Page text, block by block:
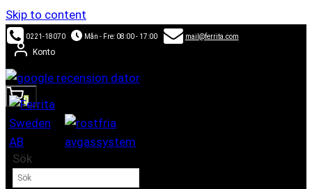
Skip to content
0221-18070 Mån - Fre: 08:00 - 17:00 mail@ferrita.com
Konto
0
Sök